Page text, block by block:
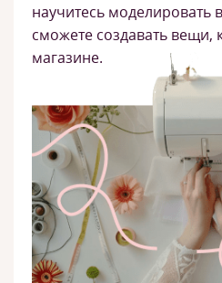
научитесь моделировать
сможете создавать вещи,
магазине.